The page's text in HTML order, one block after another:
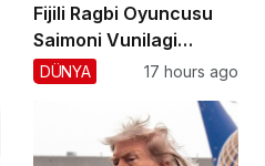
Fijili Ragbi Oyuncusu
Saimoni Vunilagi
Hayatını Kaybetti
DÜNYA 17 hours ago